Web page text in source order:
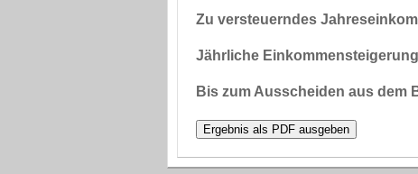
Zu versteuerndes
Jährliche
Bis zum Ausscheiden aus dem